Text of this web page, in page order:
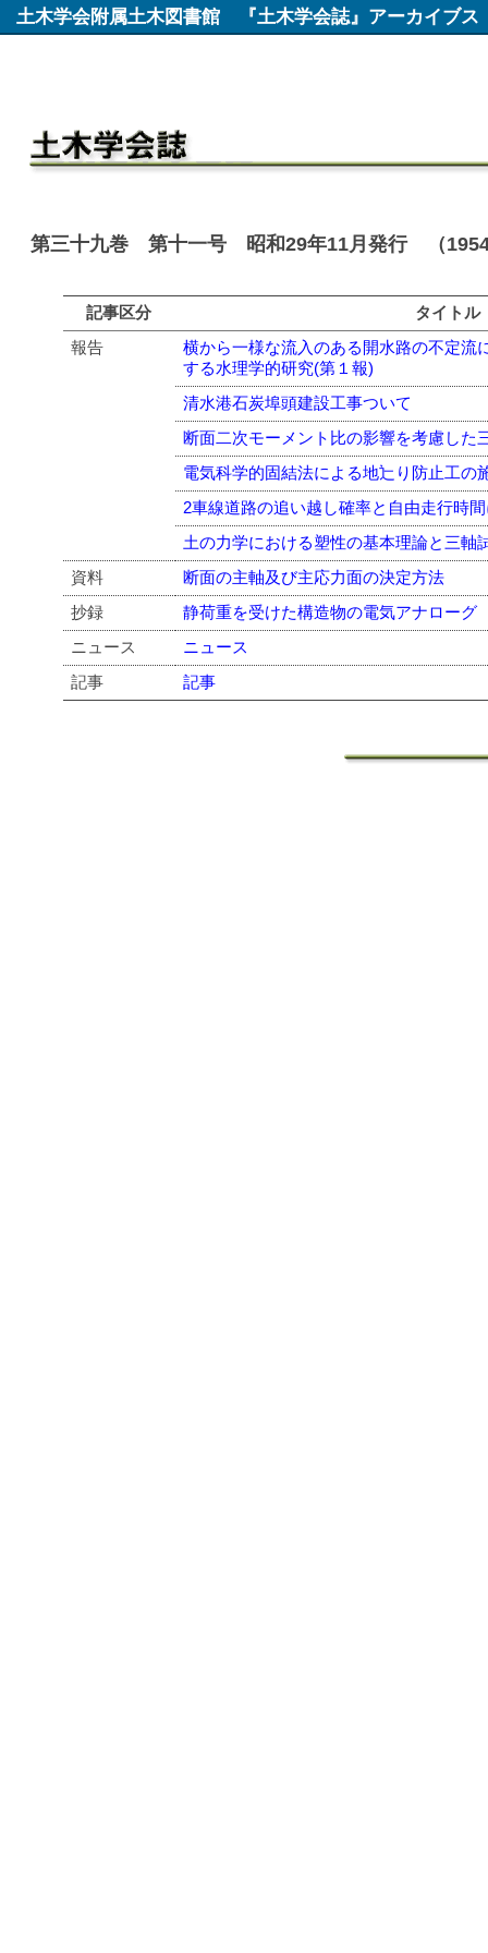
土木学会附属土木図書館 『土木学会誌』アーカイブス
第三十九巻 第十一号 昭和29年11月発行 （
記事区分
タイトル
報告
横から一様な流入のある開水路の不定流
する水理学的研究(第１報)
清水港石炭埠頭建設工事ついて
断面二次モーメント比の影響を考慮した
電気科学的固結法による地辷り防止工の
2車線道路の追い越し確率と自由走行時
土の力学における塑性の基本理論と三軸
資料
断面の主軸及び主応力面の決定方法
抄録
静荷重を受けた構造物の電気アナローグ
ニュース
ニュース
記事
記事